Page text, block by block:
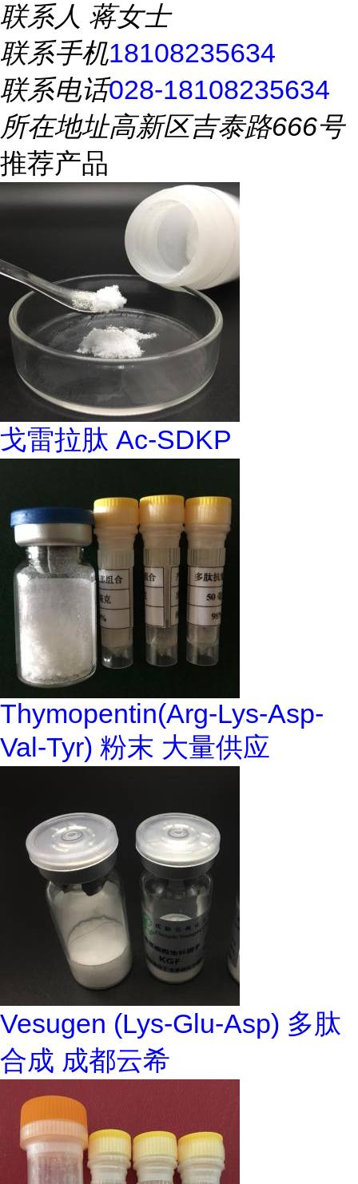
联系人 蒋女士
联系手机18108235634
联系电话028-18108235634
所在地址高新区吉泰路666号
推荐产品
戈雷拉肽 Ac-SDKP
Thymopentin(Arg-Lys-Asp-
Val-Tyr) 粉末 大量供应
Vesugen (Lys-Glu-Asp) 多肽
合成 成都云希